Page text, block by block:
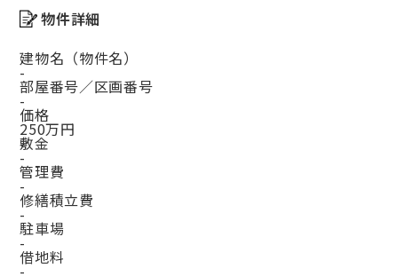
物件詳細
建物名（物件名）
-
部屋番号／区画番号
-
価格
250万円
敷金
-
管理費
-
修繕積立費
-
駐車場
-
借地料
-